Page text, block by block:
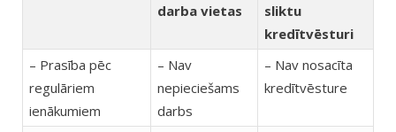
darba vietas
sliktu
kredītvēsturi
– Prasība pēc
regulāriem
ienākumiem
– Nav
nepieciešams
darbs
– Nav nosacīta
kredītvēsture